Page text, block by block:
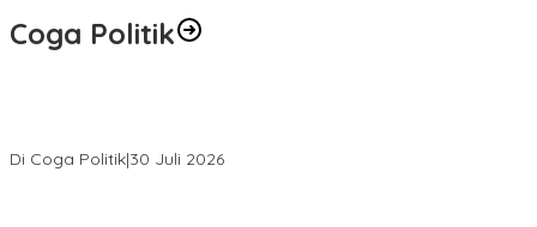
Coga Politik
Di Coga Politik|30 Juli 2026